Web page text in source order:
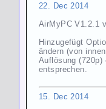
22. Dec 2014
AirMyPC V1.2.1
Hinzugefügt
ändern (von
Auflösung (720p)
entsprechen.
15. Dec 2014